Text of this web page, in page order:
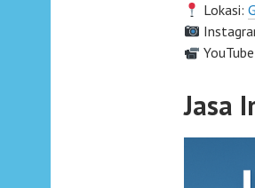
Lokasi:
Jasa